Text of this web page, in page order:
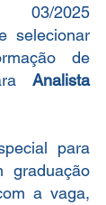
03/2025
selecionar
de
Analista
para
graduação
a vaga,